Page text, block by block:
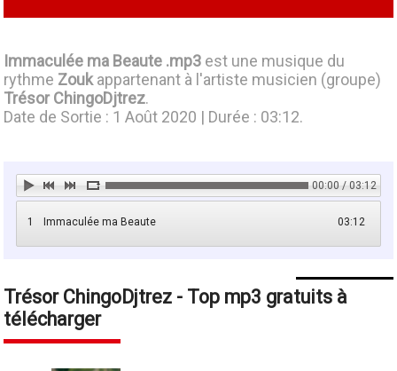
Immaculée ma Beaute .mp3 est une musique du
rythme Zoukappartenant à l'artiste musicien (groupe)
Trésor ChingoDjtrez.
Date de Sortie : 1 Août 2020 | Durée : 03:12.
00:00 / 03:12
1 03:12
Immaculée ma Beaute
Trésor ChingoDjtrez - Top mp3 gratuits à
télécharger